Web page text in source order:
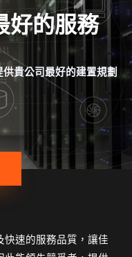
好的服務
貴公司最好的建置規劃
速的服務品質，讓佳